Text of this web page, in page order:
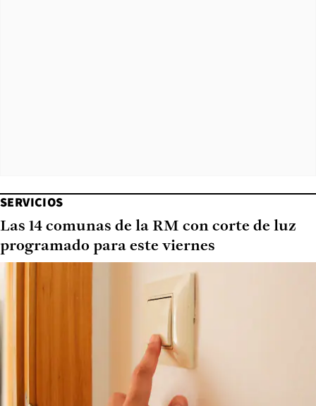
SERVICIOS
Las 14 comunas de la RM con corte de luz
programado para este viernes